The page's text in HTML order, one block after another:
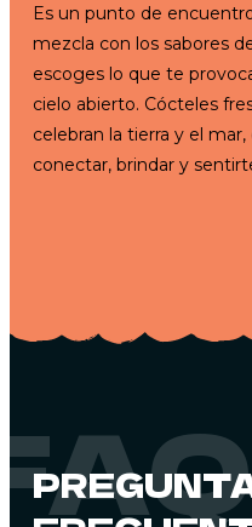
Es un punto de
mezcla con los sabores
escoges lo que te
cielo abierto. Cócteles
celebran la tierra y el
conectar, brindar y